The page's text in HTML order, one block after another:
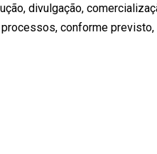
divulgação,
conforme